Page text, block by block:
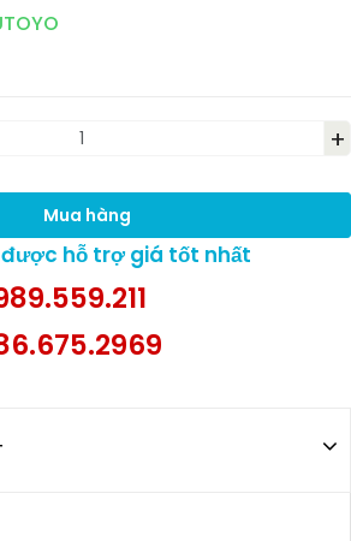
+
Mua hàng
hỗ trợ giá tốt nhất